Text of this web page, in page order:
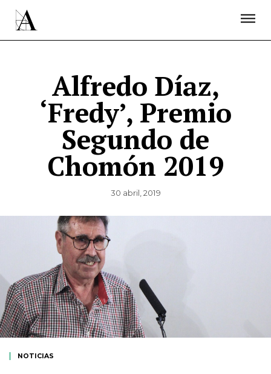
Alfredo Díaz,
‘Fredy’, Premio
Segundo de
Chomón 2019
30 abril, 2019
NOTICIAS
ÚNETE A LA ACADEMIA DE CINE
PRENSA
NEWSLETTER